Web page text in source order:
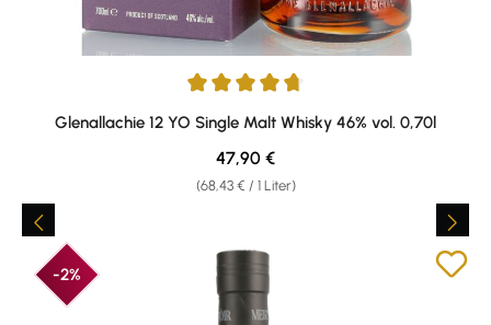
Durchschnittliche Bewertung von 4.8 von 5 Sternen
Glenallachie 12 YO Single Malt Whisky 46% vol. 0,70l
(68,43 € / 1 Liter)
Regulärer Preis:
47,90 €
-2%